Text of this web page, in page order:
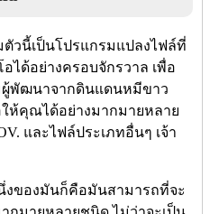
วนี้เป็นโปรแกรมแปลงไฟล์ที่
ได้อย่างครอบจักรวาล เพื่อ
พัฒนาจากดินแดนหมีขาว
ห้คุณได้อย่างมากมายหลาย
และไฟล์ประเภทอื่นๆ เจ้า
งของมันก็คือมันสามารถที่จะ